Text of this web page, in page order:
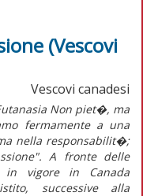
(Vescovi
Vescovi canadesi
Non piet�, ma
a una
nella responsabilit�;
A fronte delle
vigore in Canada
successive alla